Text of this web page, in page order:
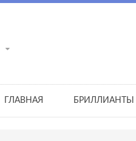
ГЛАВНАЯ БРИЛЛИАНТЫ